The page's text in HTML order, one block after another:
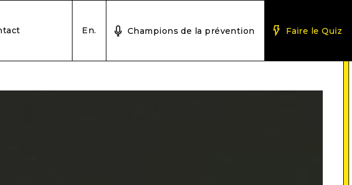
En. Champions de la prévention Faire le Quiz